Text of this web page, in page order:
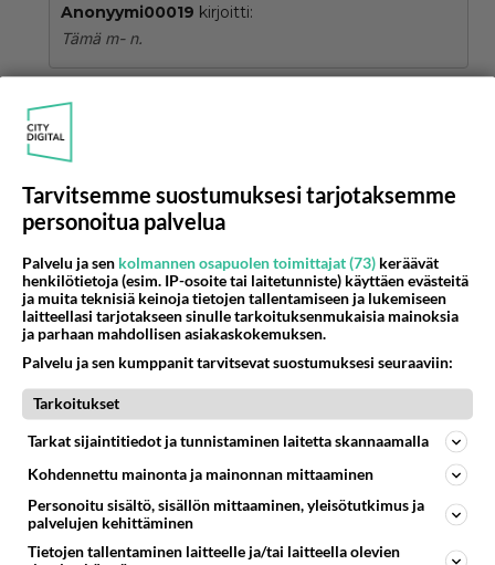
Anonyymi00019 kirjoitti:
Tämä m- n.
ulise, hönötiaisten lapsellista retoriikkaa
Äänestä Kommentoi
Tarvitsemme suostumuksesi tarjotaksemme
personoitua palvelua
Palvelu ja sen kolmannen osapuolen toimittajat (73) keräävät
henkilötietoja (esim. IP-osoite tai laitetunniste) käyttäen evästeitä
ja muita teknisiä keinoja tietojen tallentamiseen ja lukemiseen
laitteellasi tarjotakseen sinulle tarkoituksenmukaisia mainoksia
ja parhaan mahdollisen asiakaskokemuksen.
Palvelu ja sen kumppanit tarvitsevat suostumuksesi seuraaviin:
Tarkoitukset
Tarkat sijaintitiedot ja tunnistaminen laitetta skannaamalla
Kohdennettu mainonta ja mainonnan mittaaminen
Personoitu sisältö, sisällön mittaaminen, yleisötutkimus ja
palvelujen kehittäminen
Tietojen tallentaminen laitteelle ja/tai laitteella olevien